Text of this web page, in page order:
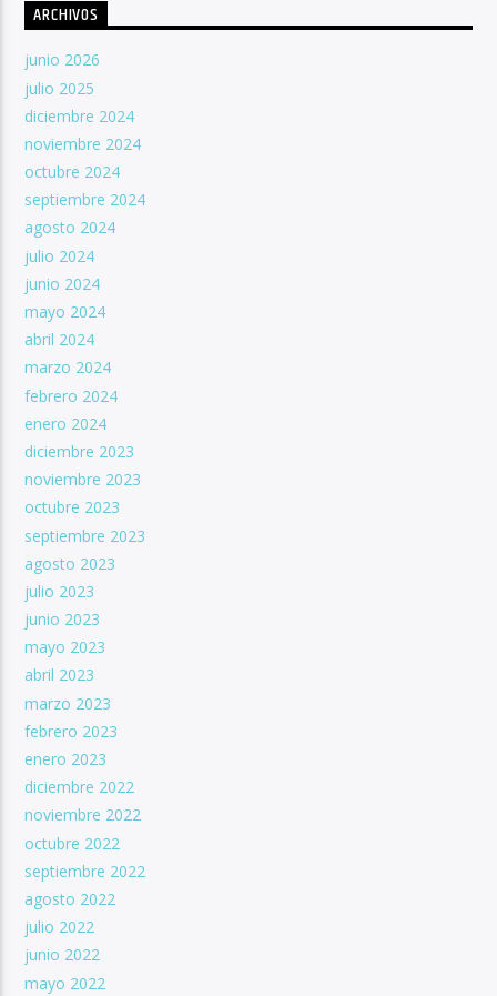
ARCHIVOS
junio 2026
julio 2025
diciembre 2024
noviembre 2024
octubre 2024
septiembre 2024
agosto 2024
julio 2024
junio 2024
mayo 2024
abril 2024
marzo 2024
febrero 2024
enero 2024
diciembre 2023
noviembre 2023
octubre 2023
septiembre 2023
agosto 2023
julio 2023
junio 2023
mayo 2023
abril 2023
marzo 2023
febrero 2023
enero 2023
diciembre 2022
noviembre 2022
octubre 2022
septiembre 2022
agosto 2022
julio 2022
junio 2022
mayo 2022